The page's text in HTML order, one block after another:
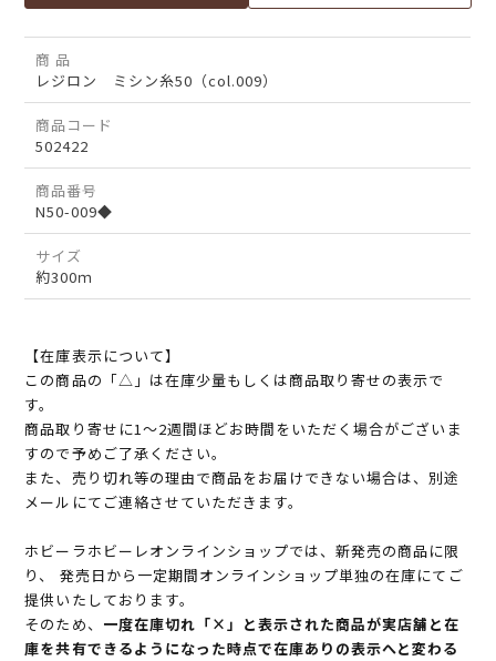
商 品
レジロン ミシン糸50（col.009）
商品コード
502422
商品番号
N50-009◆
サイズ
約300ｍ
【在庫表示について】
この商品の「△」は在庫少量もしくは商品取り寄せの表示で
す。
商品取り寄せに1～2週間ほどお時間をいただく場合がございま
すので予めご了承ください。
また、売り切れ等の理由で商品をお届けできない場合は、別途
メールにてご連絡させていただきます。
ホビーラホビーレオンラインショップでは、新発売の商品に限
り、 発売日から一定期間オンラインショップ単独の在庫にてご
提供いたしております。
そのため、 一度在庫切れ「×」と表示された商品が実店舗と在
庫を共有できるようになった時点で在庫ありの表示へと変わる